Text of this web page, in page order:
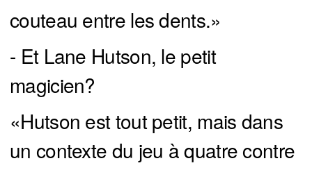
couteau entre les dents.»
- Et Lane Hutson, le petit
magicien?
«Hutson est tout petit, mais dans
un contexte du jeu à quatre contre